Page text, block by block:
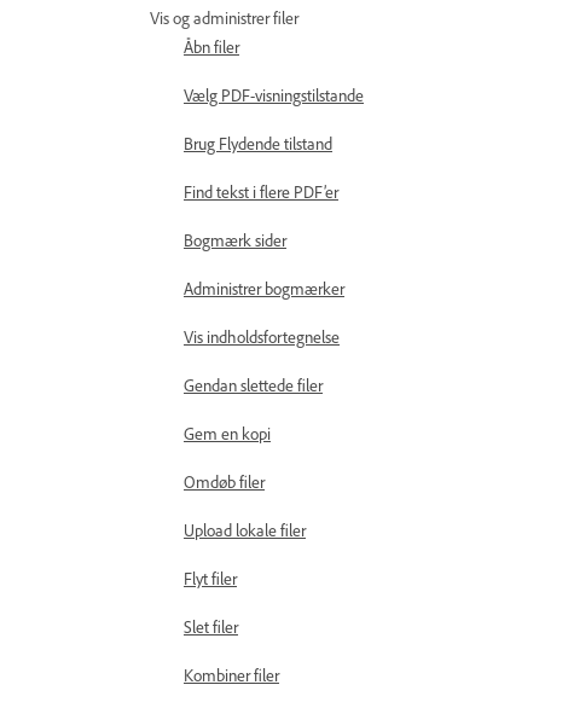
Vis og administrer filer
Åbn filer
Vælg PDF-visningstilstande
Brug Flydende tilstand
Find tekst i flere PDF’er
Bogmærk sider
Administrer bogmærker
Vis indholdsfortegnelse
Gendan slettede filer
Gem en kopi
Omdøb filer
Upload lokale filer
Flyt filer
Slet filer
Kombiner filer